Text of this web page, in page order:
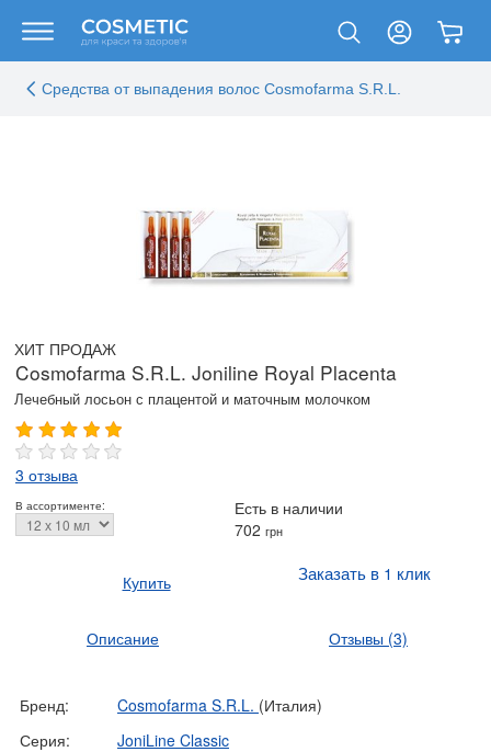
Средства от выпадения волос Cosmofarma S.R.L.
ХИТ ПРОДАЖ
Cosmofarma S.R.L. Joniline Royal Placenta
Лечебный лосьон с плацентой и маточным молочком
3 отзыва
В ассортименте:
Есть в наличии
702 грн
Купить Заказать в 1 клик
Описание Отзывы (3)
Бренд: Cosmofarma S.R.L. (Италия)
Серия:
JoniLine Classic